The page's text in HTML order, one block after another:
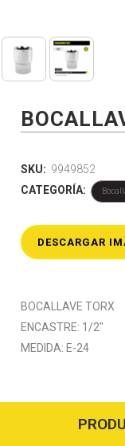
SKU: 9949852
CATEGORÍA:
DESCARGAR
BOCALLAVE TORX
ENCASTRE: 1/2″
MEDIDA: E-24